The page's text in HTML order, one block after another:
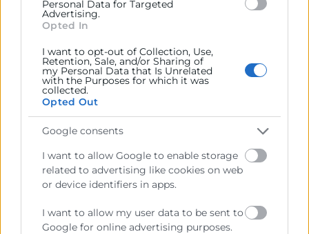
Personal Data for Targeted
Advertising.
Opted In
I want to opt-out of Collection, Use,
Retention, Sale, and/or Sharing of
my Personal Data that Is Unrelated
with the Purposes for which it was
collected.
Opted Out
Google consents
I want to allow Google to enable storage
related to advertising like cookies on web
or device identifiers in apps.
I want to allow my user data to be sent to
Google for online advertising purposes.
BRANDING Y MARCA GASTRONÓMICA
CANALES DIGITALES Y REDES SOCIALES
BLOQUE 3 (40H)
ANÁLISIS DE NEGOCIOS GASTRONÓMICOS
Y CREACIÓN DE MARCA GASTRONÓMICA
REDES SOCIALES: CREACIÓN Y
OPTIMIZACIÓN
COCINA CREATIVA I
COCINA CREATIVA II
Contacto